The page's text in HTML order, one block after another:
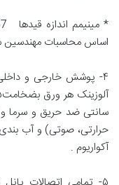
اساس محاسبات مهندسین
۴- پوشش خارجی و
آکواریوم .